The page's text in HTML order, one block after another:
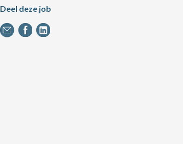
Deel deze job